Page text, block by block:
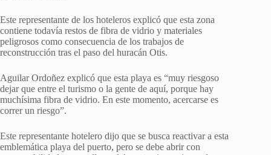
Este representante de los hoteleros explicó que esta zona
contiene todavía restos de fibra de vidrio y materiales
peligrosos como consecuencia de los trabajos de
reconstrucción tras el paso del huracán Otis.
Aguilar Ordoñez explicó que esta playa es “muy riesgoso
dejar que entre el turismo o la gente de aquí, porque hay
muchísima fibra de vidrio. En este momento, acercarse es
correr un riesgo”.
Este representante hotelero dijo que se busca reactivar a esta
emblemática playa del puerto, pero se debe abrir con